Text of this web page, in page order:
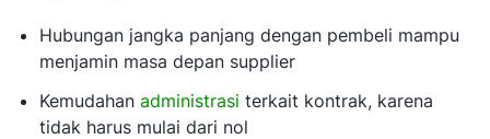
Hubungan jangka panjang dengan pembeli mampu
menjamin masa depan supplier
Kemudahan administrasi terkait kontrak, karena
tidak harus mulai dari nol